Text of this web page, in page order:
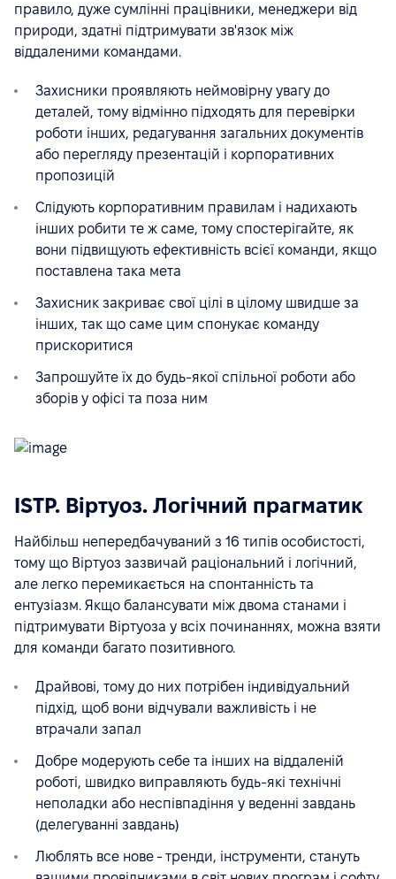
правило, дуже сумлінні працівники, менеджери від
природи, здатні підтримувати зв'язок між
віддаленими командами.
Захисники проявляють неймовірну увагу до
деталей, тому відмінно підходять для перевірки
роботи інших, редагування загальних документів
або перегляду презентацій і корпоративних
пропозицій
Слідують корпоративним правилам і надихають
інших робити те ж саме, тому спостерігайте, як
вони підвищують ефективність всієї команди, якщо
поставлена така мета
Захисник закриває свої цілі в цілому швидше за
інших, так що саме цим спонукає команду
прискоритися
Запрошуйте їх до будь-якої спільної роботи або
зборів у офісі та поза ним
ISTP. Віртуоз. Логічний прагматик
Найбільш непередбачуваний з 16 типів особистості,
тому що Віртуоз зазвичай раціональний і логічний,
але легко перемикається на спонтанність та
ентузіазм. Якщо балансувати між двома станами і
підтримувати Віртуоза у всіх починаннях, можна взяти
для команди багато позитивного.
Драйвові, тому до них потрібен індивідуальний
підхід, щоб вони відчували важливість і не
втрачали запал
Добре модерують себе та інших на віддаленій
роботі, швидко виправляють будь-які технічні
неполадки або неспівпадіння у веденні завдань
(делегуванні завдань)
Люблять все нове - тренди, інструменти, стануть